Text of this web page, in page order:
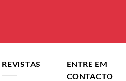
REVISTAS
ENTRE EM
CONTACTO